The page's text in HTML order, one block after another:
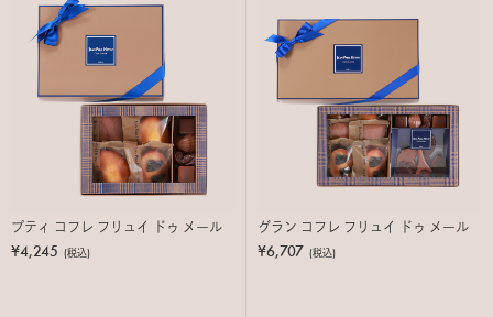
プティ コフレ フリュイ ドゥ メール
¥4,245 (税込)
グラン コフレ フリュイ ドゥ メール
¥6,707 (税込)